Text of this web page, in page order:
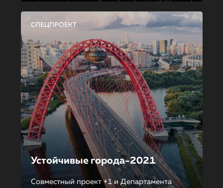
СПЕЦПРОЕКТ
Устойчивые города-2021
Совместный проект +1 и Департамента